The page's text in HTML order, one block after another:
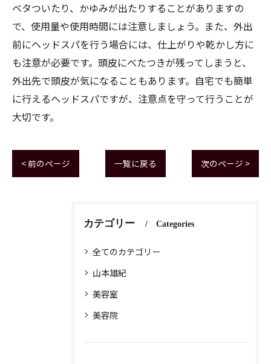
ベタついたり、かゆみが出たりすることがありますの
で、使用量や使用時間には注意しましょう。また、外出
前にヘッドスパを行う場合には、仕上がりや乾かし方に
も注意が必要です。頭皮にべたつきが残ってしまうと、
外出先で頭皮が気になることもあります。自宅でも簡単
に行えるヘッドスパですが、注意点を守って行うことが
大切です。
< 前のページ 一覧に戻る 次のページ >
カテゴリー Categories
全てのカテゴリー
山本雄紀
美容室
美容院